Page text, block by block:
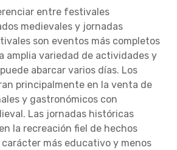
entre festivales
medievales y jornadas
son eventos más completos
amplia variedad de actividades y
abarcar varios días. Los
principalmente en la venta de
y gastronómicos con
Las jornadas históricas
la recreación fiel de hechos
más educativo y menos